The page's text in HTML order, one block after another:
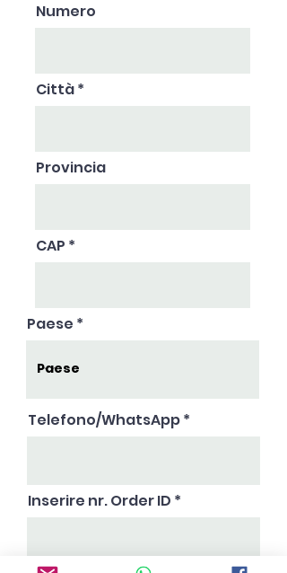
Numero
Città
Provincia
CAP
Paese
Telefono/WhatsApp
Inserire nr. Order ID